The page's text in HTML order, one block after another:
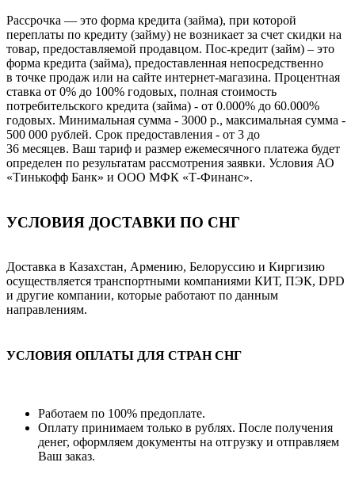
Рассрочка — это форма кредита (займа), при которой
переплаты по кредиту (займу) не возникает за счет скидки на
товар, предоставляемой продавцом. Пос-кредит (займ) – это
форма кредита (займа), предоставленная непосредственно
в точке продаж или на сайте интернет-магазина. Процентная
ставка от 0% до 100% годовых, полная стоимость
потребительского кредита (займа) - от 0.000% до 60.000%
годовых. Минимальная сумма - 3000 р., максимальная сумма -
500 000 рублей. Срок предоставления - от 3 до
36 месяцев. Ваш тариф и размер ежемесячного платежа будет
определен по результатам рассмотрения заявки. Условия АО
«Тинькофф Банк» и ООО МФК «Т-Финанс».
УСЛОВИЯ ДОСТАВКИ ПО СНГ
Доставка в Казахстан, Армению, Белоруссию и Киргизию
осуществляется транспортными компаниями КИТ, ПЭК, DPD
и другие компании, которые работают по данным
направлениям.
УСЛОВИЯ ОПЛАТЫ ДЛЯ СТРАН СНГ
Работаем по 100% предоплате.
Оплату принимаем только в рублях. После получения
денег, оформляем документы на отгрузку и отправляем
Ваш заказ.